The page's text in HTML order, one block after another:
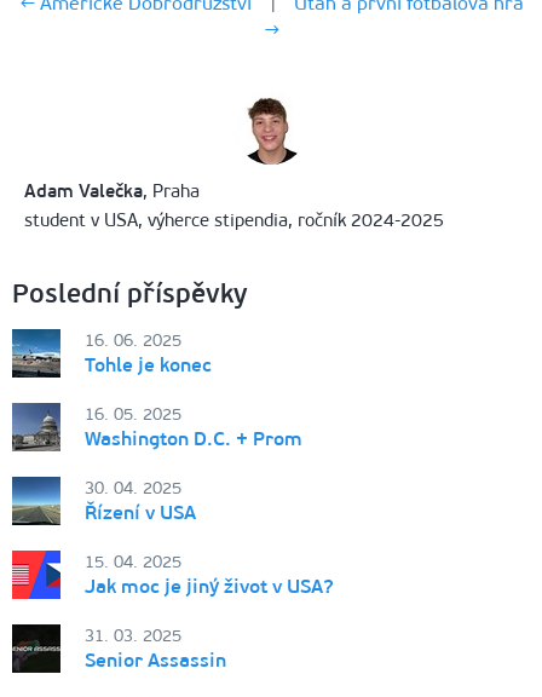
→
Adam Valečka, Praha
student v USA, výherce stipendia, ročník 2024-2025
Poslední příspěvky
16. 06. 2025
Tohle je konec
16. 05. 2025
Washington D.C. + Prom
30. 04. 2025
Řízení v USA
15. 04. 2025
Jak moc je jiný život v USA?
31. 03. 2025
Senior Assassin